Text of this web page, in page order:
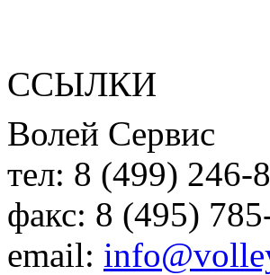
ССЫЛКИ
Волей Сервис
тел: 8 (499) 246-
факс: 8 (495)
email: